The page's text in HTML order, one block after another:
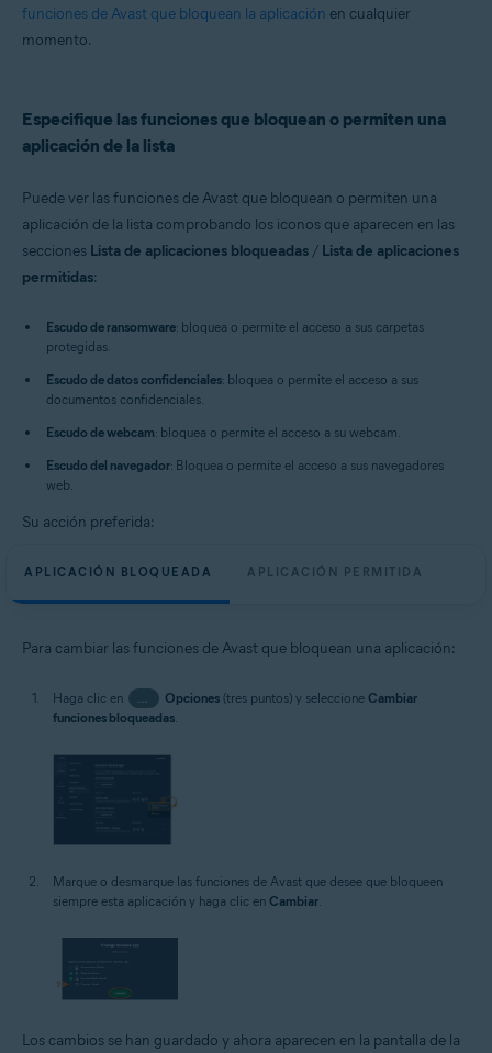
funciones de Avast que bloquean la aplicación en cualquier
momento.
Especifique las funciones que bloquean o permiten una
aplicación de la lista
Puede ver las funciones de Avast que bloquean o permiten una
aplicación de la lista comprobando los iconos que aparecen en las
secciones Lista de aplicaciones bloqueadas / Lista de aplicaciones
permitidas:
Escudo de ransomware: bloquea o permite el acceso a sus carpetas
protegidas.
Escudo de datos confidenciales: bloquea o permite el acceso a sus
documentos confidenciales.
Escudo de webcam: bloquea o permite el acceso a su webcam.
Escudo del navegador: Bloquea o permite el acceso a sus navegadores
web.
Su acción preferida:
APLICACIÓN BLOQUEADA APLICACIÓN PERMITIDA
Para cambiar las funciones de Avast que bloquean una aplicación:
Haga clic en … Opciones(tres puntos) y seleccione Cambiar
funciones bloqueadas.
Marque o desmarque las funciones de Avast que desee que bloqueen
siempre esta aplicación y haga clic en Cambiar.
Los cambios se han guardado y ahora aparecen en la pantalla de la